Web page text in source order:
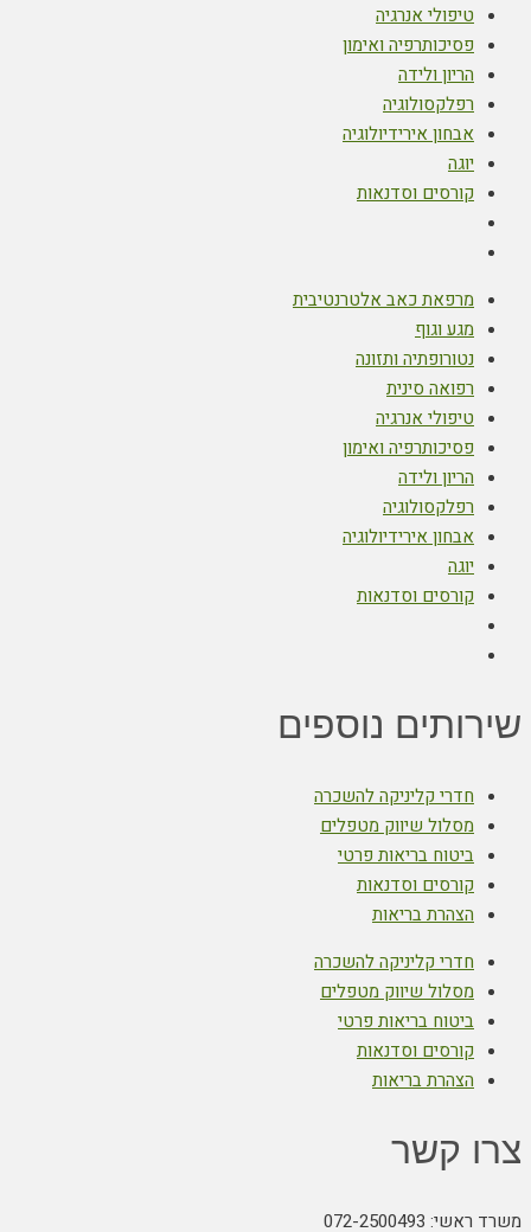
טיפולי אנרגיה
פסיכותרפיה ואימון
הריון ולידה
רפלקסולוגיה
אבחון אירידיולוגיה
יוגה
קורסים וסדנאות
מרפאת כאב אלטרנטיבית
מגע וגוף
נטורופתיה ותזונה
רפואה סינית
טיפולי אנרגיה
פסיכותרפיה ואימון
הריון ולידה
רפלקסולוגיה
אבחון אירידיולוגיה
יוגה
קורסים וסדנאות
שירותים נוספים
חדרי קליניקה להשכרה
מסלול שיווק מטפלים
ביטוח בריאות פרטי
קורסים וסדנאות
הצהרת בריאות
חדרי קליניקה להשכרה
מסלול שיווק מטפלים
ביטוח בריאות פרטי
קורסים וסדנאות
הצהרת בריאות
צרו קשר
משרד ראשי: 072-2500493